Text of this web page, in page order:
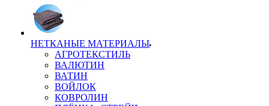
НЕТКАНЫЕ МАТЕРИАЛЫ
АГРОТЕКСТИЛЬ
ВАЛЮТИН
ВАТИН
ВОЙЛОК
КОВРОЛИН